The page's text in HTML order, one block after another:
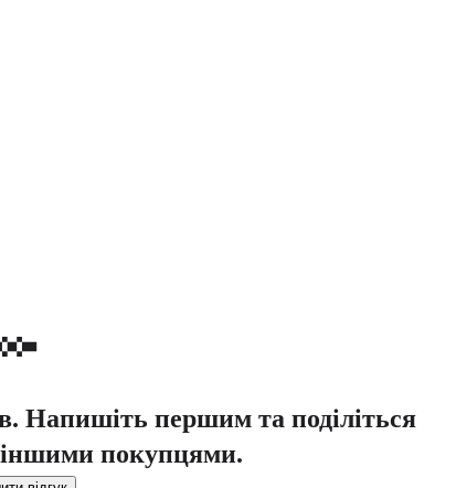
Напишіть першим та поділіться
покупцями.